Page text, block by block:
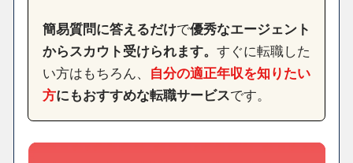
簡易質問に答えるだけで優秀なエージェント
からスカウト受けられます。 すぐに転職した
い方はもちろん、
自分の適正年収を知りたい
方にもおすすめな転職サービスです。